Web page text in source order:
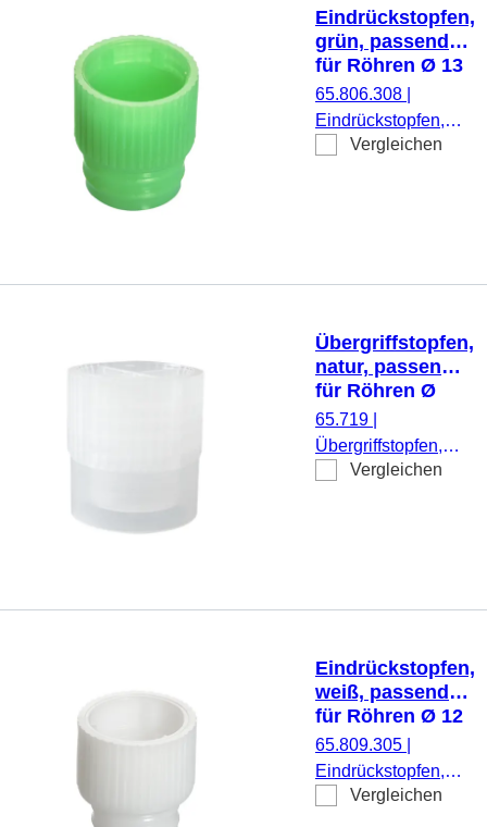
Eindrückstopfen,
grün, passend
für Röhren Ø 13
mm
65.806.308
Eindrückstopfen,
grün, passend für
Vergleichen
Übergriffstopfen,
natur, passend
für Röhren Ø
11,5 und 12 mm
65.719
Übergriffstopfen,
natur, passend für
Vergleichen
Eindrückstopfen,
weiß, passend
für Röhren Ø 12
mm
65.809.305
Eindrückstopfen,
weiß, passend für
Vergleichen